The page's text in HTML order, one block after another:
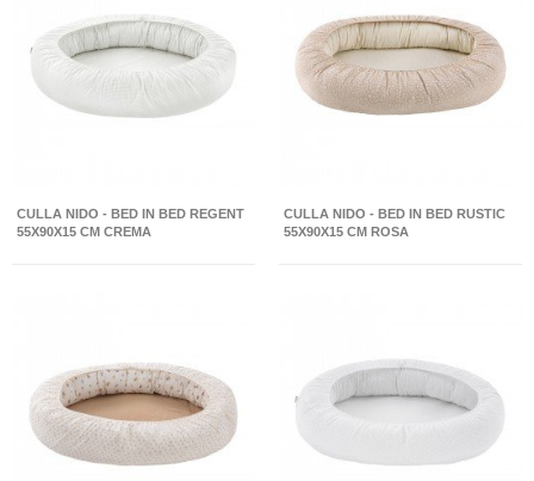
CULLA NIDO - BED IN BED REGENT
55X90X15 CM CREMA
CULLA NIDO - BED IN BED RUSTIC
55X90X15 CM ROSA